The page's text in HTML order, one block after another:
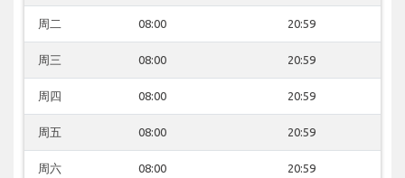
周二 08:00 20:59
周三 08:00 20:59
周四 08:00 20:59
周五 08:00 20:59
周六 08:00 20:59